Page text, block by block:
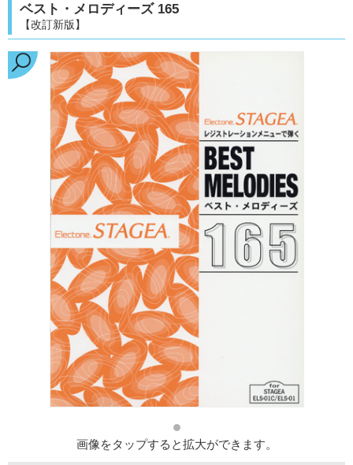
ベスト・メロディーズ 165
【改訂新版】
画像をタップすると拡大ができます。